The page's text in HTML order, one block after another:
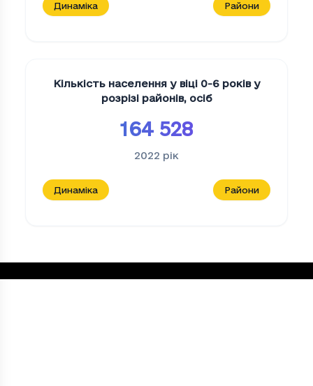
Динаміка Райони
Кількість населення у віці 0-6 років у
розрізі районів, осіб
164 528
2022 рік
Динаміка Райони